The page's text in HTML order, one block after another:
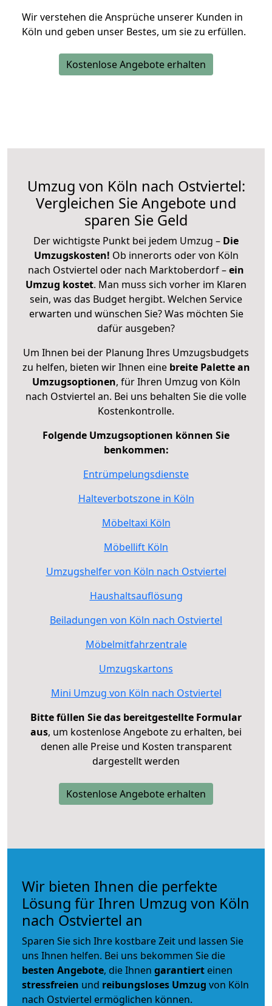
Wir verstehen die Ansprüche unserer Kunden in
Köln und geben unser Bestes, um sie zu erfüllen.
Kostenlose Angebote erhalten
Umzug von Köln nach Ostviertel:
Vergleichen Sie Angebote und
sparen Sie Geld
Der wichtigste Punkt bei jedem Umzug – Die
Umzugskosten! Ob innerorts oder von Köln
nach Ostviertel oder nach Marktoberdorf –ein
Umzug kostet. Man muss sich vorher im Klaren
sein, was das Budget hergibt. Welchen Service
erwarten und wünschen Sie? Was möchten Sie
dafür ausgeben?
Um Ihnen bei der Planung Ihres Umzugsbudgets
zu helfen, bieten wir Ihnen eine breite Palette an
Umzugsoptionen, für Ihren Umzug von Köln
nach Ostviertel an. Bei uns behalten Sie die volle
Kostenkontrolle.
Folgende Umzugsoptionen können Sie
benkommen:
Entrümpelungsdienste
Halteverbotszone in Köln
Möbeltaxi Köln
Möbellift Köln
Umzugshelfer von Köln nach Ostviertel
Haushaltsauflösung
Beiladungen von Köln nach Ostviertel
Möbelmitfahrzentrale
Umzugskartons
Mini Umzug von Köln nach Ostviertel
Bitte füllen Sie das bereitgestellte Formular
aus, um kostenlose Angebote zu erhalten, bei
denen alle Preise und Kosten transparent
dargestellt werden
Kostenlose Angebote erhalten
Wir bieten Ihnen die perfekte
Lösung für Ihren Umzug von Köln
nach Ostviertel an
Sparen Sie sich Ihre kostbare Zeit und lassen Sie
uns Ihnen helfen. Bei uns bekommen Sie die
besten Angebote, die Ihnen garantiert einen
stressfreien und reibungsloses Umzug von Köln
nach Ostviertel ermöglichen können.